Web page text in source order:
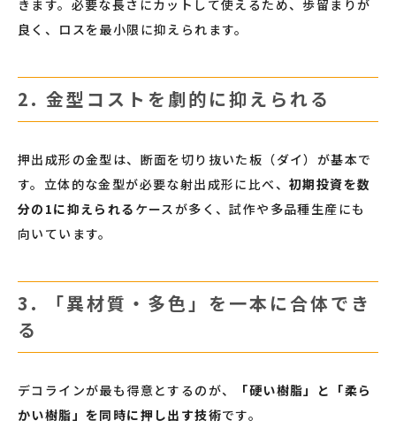
きます。必要な長さにカットして使えるため、歩留まりが
良く、ロスを最小限に抑えられます。
2. 金型コストを劇的に抑えられる
押出成形の金型は、断面を切り抜いた板（ダイ）が基本で
す。立体的な金型が必要な射出成形に比べ、 初期投資を数
分の1に抑えられる ケースが多く、試作や多品種生産にも
向いています。
3. 「異材質・多色」を一本に合体でき
る
デコラインが最も得意とするのが、
「硬い樹脂」と「柔ら
かい樹脂」を同時に押し出す技術です。